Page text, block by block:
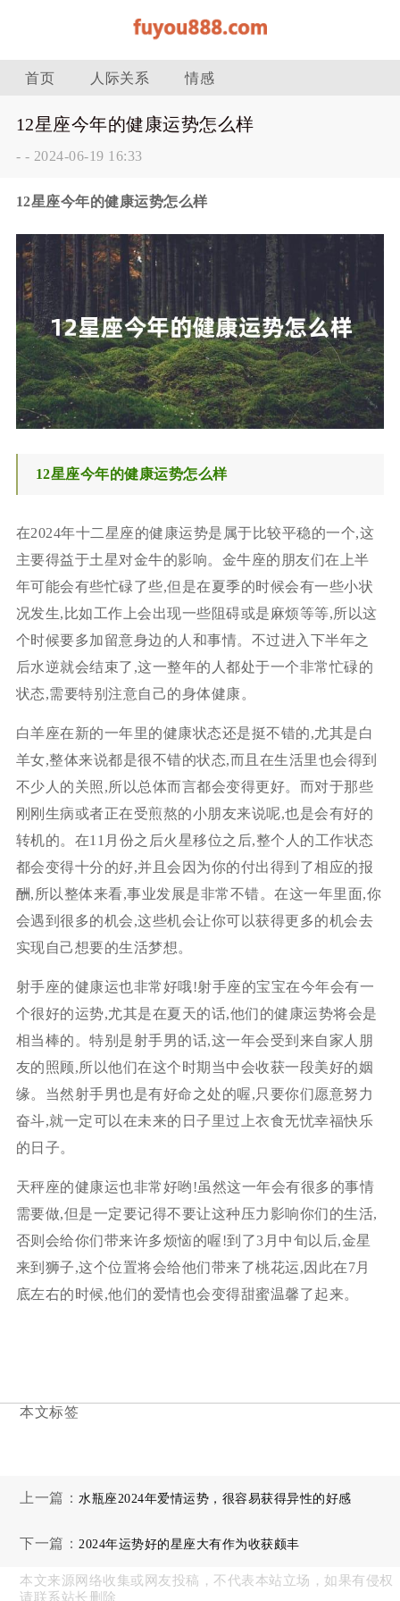
首页 人际关系 情感
12星座今年的健康运势怎么样
- - 2024-06-19 16:33
12星座今年的健康运势怎么样
12星座今年的健康运势怎么样
在2024年十二星座的健康运势是属于比较平稳的一个,这
主要得益于土星对金牛的影响。金牛座的朋友们在上半
年可能会有些忙碌了些,但是在夏季的时候会有一些小状
况发生,比如工作上会出现一些阻碍或是麻烦等等,所以这
个时候要多加留意身边的人和事情。不过进入下半年之
后水逆就会结束了,这一整年的人都处于一个非常忙碌的
状态,需要特别注意自己的身体健康。
白羊座在新的一年里的健康状态还是挺不错的,尤其是白
羊女,整体来说都是很不错的状态,而且在生活里也会得到
不少人的关照,所以总体而言都会变得更好。而对于那些
刚刚生病或者正在受煎熬的小朋友来说呢,也是会有好的
转机的。在11月份之后火星移位之后,整个人的工作状态
都会变得十分的好,并且会因为你的付出得到了相应的报
酬,所以整体来看,事业发展是非常不错。在这一年里面,你
会遇到很多的机会,这些机会让你可以获得更多的机会去
实现自己想要的生活梦想。
射手座的健康运也非常好哦!射手座的宝宝在今年会有一
个很好的运势,尤其是在夏天的话,他们的健康运势将会是
相当棒的。特别是射手男的话,这一年会受到来自家人朋
友的照顾,所以他们在这个时期当中会收获一段美好的姻
缘。当然射手男也是有好命之处的喔,只要你们愿意努力
奋斗,就一定可以在未来的日子里过上衣食无忧幸福快乐
的日子。
天秤座的健康运也非常好哟!虽然这一年会有很多的事情
需要做,但是一定要记得不要让这种压力影响你们的生活,
否则会给你们带来许多烦恼的喔!到了3月中旬以后,金星
来到狮子,这个位置将会给他们带来了桃花运,因此在7月
底左右的时候,他们的爱情也会变得甜蜜温馨了起来。
本文标签
上一篇：水瓶座2024年爱情运势，很容易获得异性的好感
下一篇： 2024年运势好的星座大有作为收获颇丰
本文来源网络收集或网友投稿，不代表本站立场，如果有侵权
请联系站长删除